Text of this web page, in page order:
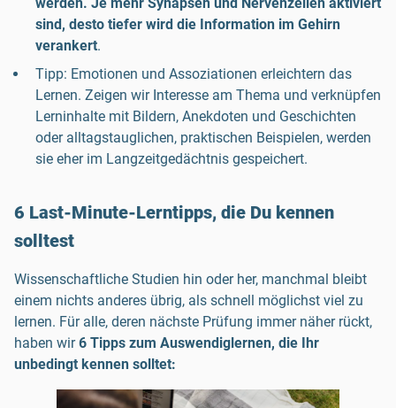
sind, desto tiefer wird die Information im Gehirn
verankert.
Tipp: Emotionen und Assoziationen erleichtern das
Lernen. Zeigen wir Interesse am Thema und verknüpfen
Lerninhalte mit Bildern, Anekdoten und Geschichten
oder alltagstauglichen, praktischen Beispielen, werden
sie eher im Langzeitgedächtnis gespeichert.
6 Last-Minute-Lerntipps, die Du kennen
solltest
Wissenschaftliche Studien hin oder her, manchmal bleibt
einem nichts anderes übrig, als schnell möglichst viel zu
lernen. Für alle, deren nächste Prüfung immer näher rückt,
haben wir6 Tipps zum Auswendiglernen, die Ihr
unbedingt kennen solltet: